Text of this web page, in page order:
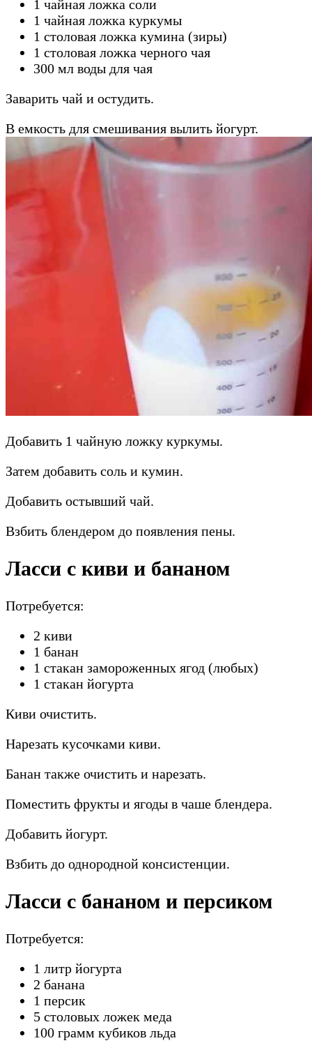
1 чайная ложка соли
1 чайная ложка куркумы
1 столовая ложка кумина (зиры)
1 столовая ложка черного чая
300 мл воды для чая
Заварить чай и остудить.
В емкость для смешивания вылить йогурт.
Добавить 1 чайную ложку куркумы.
Затем добавить соль и кумин.
Добавить остывший чай.
Взбить блендером до появления пены.
Ласси с киви и бананом
Потребуется:
2 киви
1 банан
1 стакан замороженных ягод (любых)
1 стакан йогурта
Киви очистить.
Нарезать кусочками киви.
Банан также очистить и нарезать.
Поместить фрукты и ягоды в чаше блендера.
Добавить йогурт.
Взбить до однородной консистенции.
Ласси с бананом и персиком
Потребуется:
1 литр йогурта
2 банана
1 персик
5 столовых ложек меда
100 грамм кубиков льда